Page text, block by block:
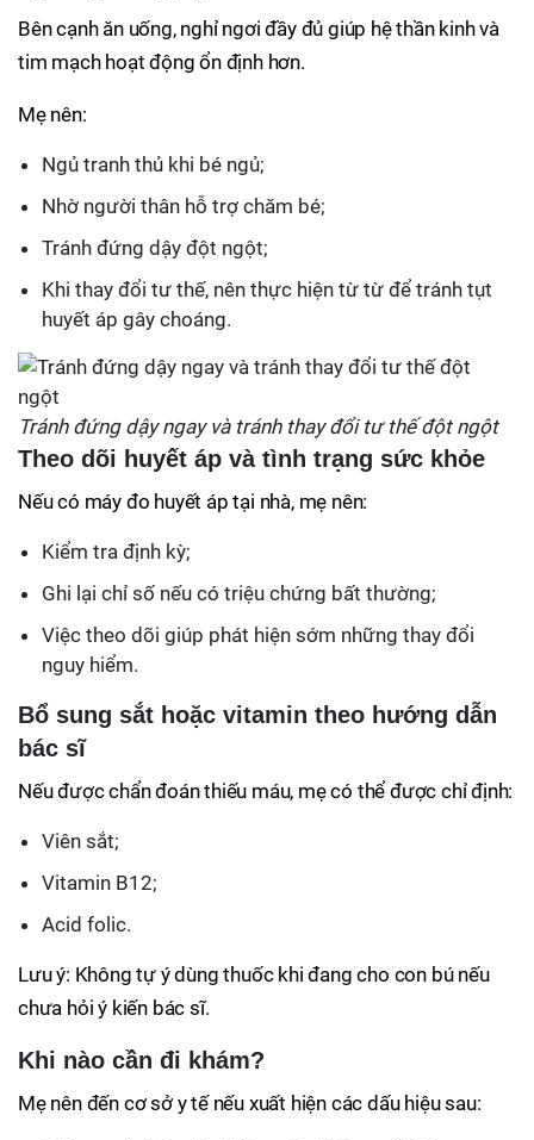
Bên cạnh ăn uống, nghỉ ngơi đầy đủ giúp hệ thần kinh và
tim mạch hoạt động ổn định hơn.
Mẹ nên:
Ngủ tranh thủ khi bé ngủ;
Nhờ người thân hỗ trợ chăm bé;
Tránh đứng dậy đột ngột;
Khi thay đổi tư thế, nên thực hiện từ từ để tránh tụt
huyết áp gây choáng.
Tránh đứng dậy ngay và tránh thay đổi tư thế đột ngột
Theo dõi huyết áp và tình trạng sức khỏe
Nếu có máy đo huyết áp tại nhà, mẹ nên:
Kiểm tra định kỳ;
Ghi lại chỉ số nếu có triệu chứng bất thường;
Việc theo dõi giúp phát hiện sớm những thay đổi
nguy hiểm.
Bổ sung sắt hoặc vitamin theo hướng dẫn
bác sĩ
Nếu được chẩn đoán thiếu máu, mẹ có thể được chỉ định:
Viên sắt;
Vitamin B12;
Acid folic.
Lưu ý: Không tự ý dùng thuốc khi đang cho con bú nếu
chưa hỏi ý kiến bác sĩ.
Khi nào cần đi khám?
Mẹ nên đến cơ sở y tế nếu xuất hiện các dấu hiệu sau: